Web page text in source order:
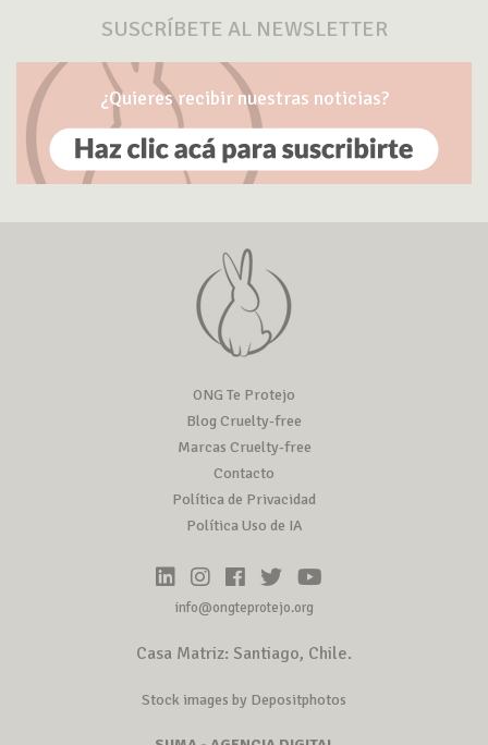
SUSCRÍBETE AL NEWSLETTER
¿Quieres recibir nuestras noticias?
ONG Te Protejo
Blog Cruelty-free
Marcas Cruelty-free
Contacto
Política de Privacidad
Política Uso de IA
info@ongteprotejo.org
Casa Matriz: Santiago, Chile.
Stock images by Depositphotos